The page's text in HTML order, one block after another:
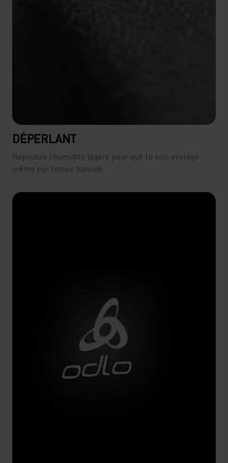
DÉPERLANT
Repousse l’humidité légère pour que tu sois protégé
même par temps humide.